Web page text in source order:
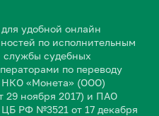
удобной онлайн
по исполнительным
службы судебных
по переводу
НКО «Монета» (ООО)
ноября 2017) и ПАО
РФ №3521 от 17 декабря